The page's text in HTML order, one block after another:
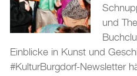
Drucken
Login
und
Einblicke in Kunst und
#KulturBurgdorf-Newsletter